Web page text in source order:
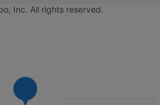
Inc. All rights reserved.